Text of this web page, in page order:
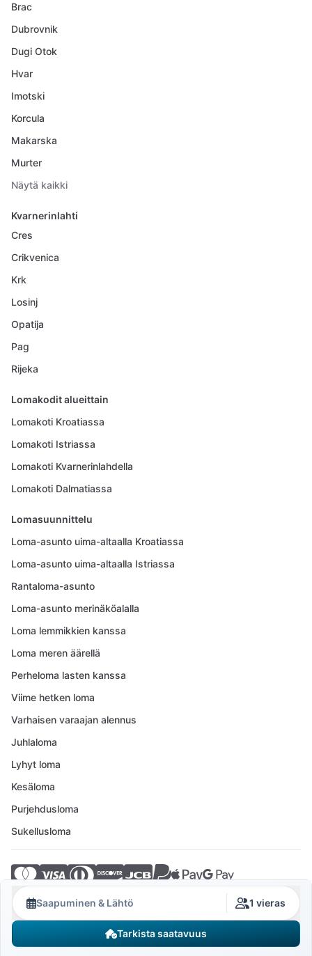
Saapuminen & Lähtö 1 vieras
Tarkista saatavuus
Brac
Dubrovnik
Dugi Otok
Hvar
Imotski
Korcula
Makarska
Murter
Näytä kaikki
Kvarnerinlahti
Cres
Crikvenica
Krk
Losinj
Opatija
Pag
Rijeka
Lomakodit alueittain
Lomakoti Kroatiassa
Lomakoti Istriassa
Lomakoti Kvarnerinlahdella
Lomakoti Dalmatiassa
Lomasuunnittelu
Loma-asunto uima-altaalla Kroatiassa
Loma-asunto uima-altaalla Istriassa
Rantaloma-asunto
Loma-asunto merinäköalalla
Loma lemmikkien kanssa
Loma meren äärellä
Perheloma lasten kanssa
Viime hetken loma
Varhaisen varaajan alennus
Juhlaloma
Lyhyt loma
Kesäloma
Purjehdusloma
Sukellusloma
© 2026 Crovillas GmbH